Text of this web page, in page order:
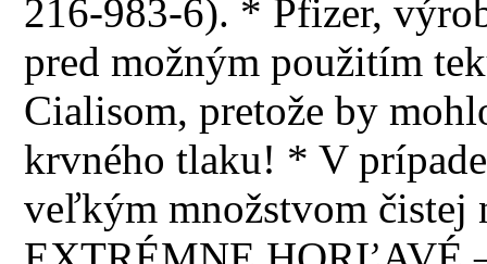
216-983-6). * Pfizer,
pred možným použitím
Cialisom, pretože by
krvného tlaku! * V
veľkým množstvom čistej